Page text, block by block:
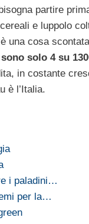
partire
e luppolo
una cosa
sono solo 4 su
in costante
è l’Italia.
i paladini…
per la…